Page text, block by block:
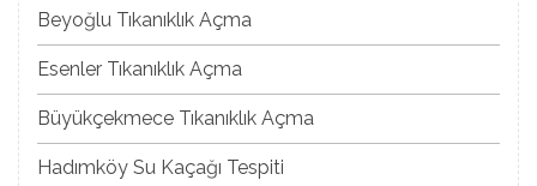
Beyoğlu Tıkanıklık Açma
Esenler Tıkanıklık Açma
Büyükçekmece Tıkanıklık Açma
Hadımköy Su Kaçağı Tespiti